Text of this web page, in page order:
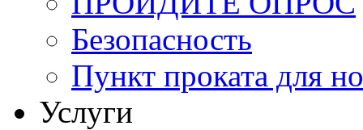
Безопасность
Пункт проката для
Услуги